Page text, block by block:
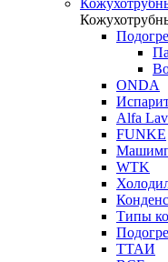
ONDA
Alfa
FUNKE
WTK
Типы
ТТАИ